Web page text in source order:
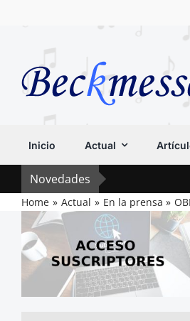
Inicio Actual
Novedades
Home Actual En la prensa